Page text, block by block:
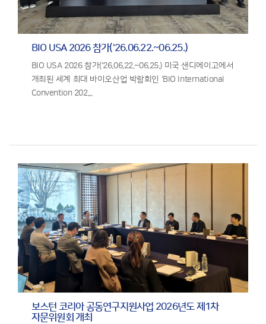
BIO USA 2026 참가('26.06.22.~06.25.)
BIO USA 2026 참가('26.06.22.~06.25.) 미국 샌디에이고에서
개최된 세계 최대 바이오산업 박람회인 'BIO International
Convention 202...
보스턴 코리아 공동연구지원사업 2026년도 제1차
자문위원회 개최